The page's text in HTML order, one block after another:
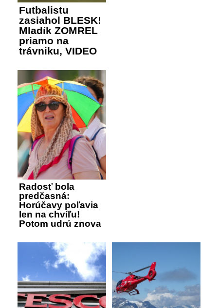
Futbalistu
zasiahol BLESK!
Mladík ZOMREL
priamo na
trávniku, VIDEO
Radosť bola
predčasná:
Horúčavy poľavia
len na chvíľu!
Potom udrú znova